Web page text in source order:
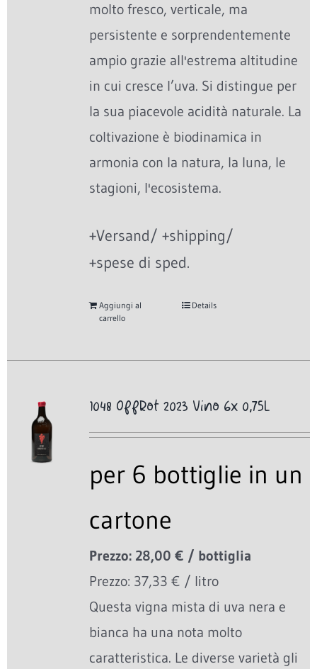
molto fresco, verticale, ma
persistente e sorprendentemente
ampio grazie all'estrema altitudine
in cui cresce l’uva. Si distingue per
la sua piacevole acidità naturale. La
coltivazione è biodinamica in
armonia con la natura, la luna, le
stagioni, l'ecosistema.
+Versand/ +shipping/
+spese di sped.
Aggiungi al
carrello
Details
1048 OffRot 2023 Vino 6x 0,75L
per 6 bottiglie in un
cartone
Prezzo: 28,00 € / bottiglia
Prezzo: 37,33 € / litro
Questa vigna mista di uva nera e
bianca ha una nota molto
caratteristica. Le diverse varietà gli